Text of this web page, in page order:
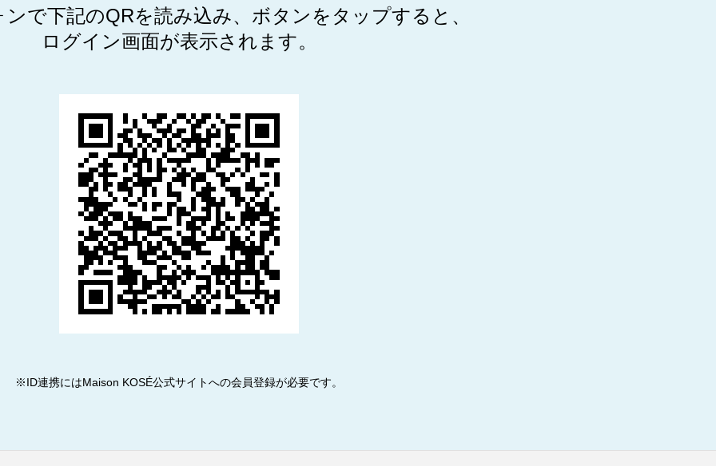
で下記のQRを読み込み、ボタンをタップすると、
ログイン画面が表示されます。
※ID連携にはMaison KOSÉ公式サイトへの会員登録が必要です。